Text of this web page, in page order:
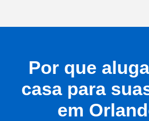
Por que
casa para
em